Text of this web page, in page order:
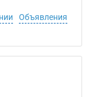
Объявления